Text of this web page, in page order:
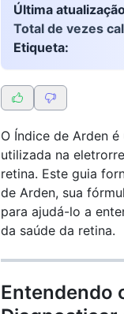
Última
Total de vezes
Etiqueta:
O Índice de Arden
utilizada na
retina. Este guia
de Arden, sua
para ajudá-lo a
da saúde da retina.
Entendendo